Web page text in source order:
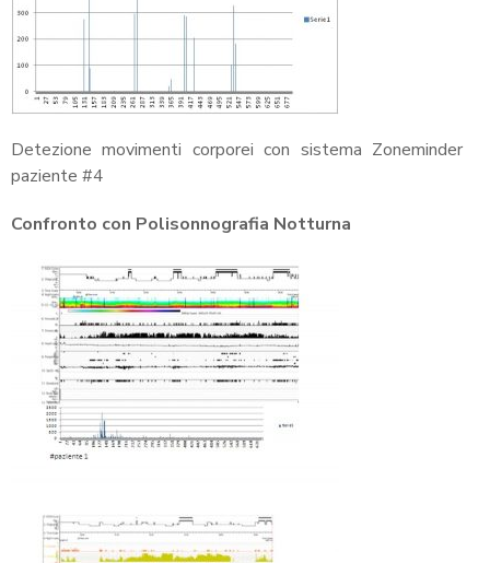
Detezione movimenti corporei con sistema Zoneminder
paziente #4
Confronto con Polisonnografia Notturna